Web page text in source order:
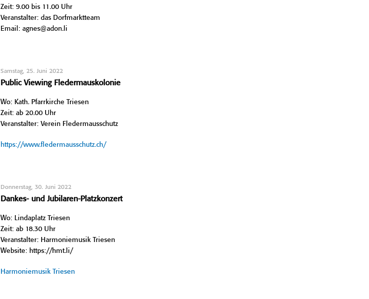
Zeit: 9.00 bis 11.00 Uhr
Veranstalter: das Dorfmarktteam
Email: agnes@adon.li
Samstag, 25. Juni 2022
Public Viewing Fledermauskolonie
Wo: Kath. Pfarrkirche Triesen
Zeit: ab 20.00 Uhr
Veranstalter: Verein Fledermausschutz
https://www.fledermausschutz.ch/
Donnerstag, 30. Juni 2022
Dankes- und Jubilaren-Platzkonzert
Wo: Lindaplatz Triesen
Zeit: ab 18.30 Uhr
Veranstalter: Harmoniemusik Triesen
Website: https://hmt.li/
Harmoniemusik Triesen